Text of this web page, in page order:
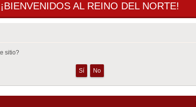
¡BIENVENIDOS AL REINO DEL NORTE!
sitio?